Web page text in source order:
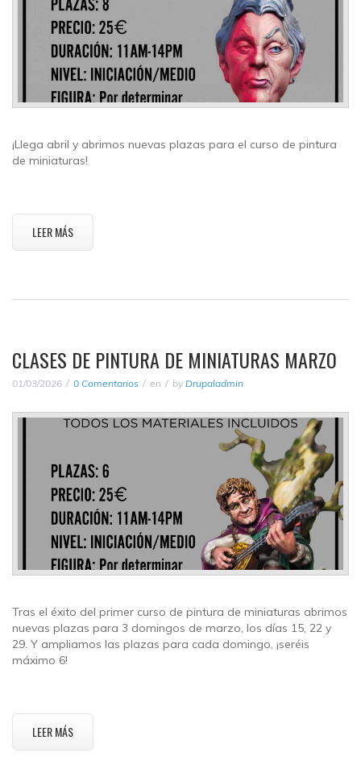
¡Llega abril y abrimos nuevas plazas para el curso de pintura
de miniaturas!
LEER MÁS
CLASES DE PINTURA DE MINIATURAS MARZO
01/03/2026 0 Comentarios en by Drupaladmin
Tras el éxito del primer curso de pintura de miniaturas abrimos
nuevas plazas para 3 domingos de marzo, los días 15, 22 y
29. Y ampliamos las plazas para cada domingo, ¡seréis
máximo 6!
LEER MÁS